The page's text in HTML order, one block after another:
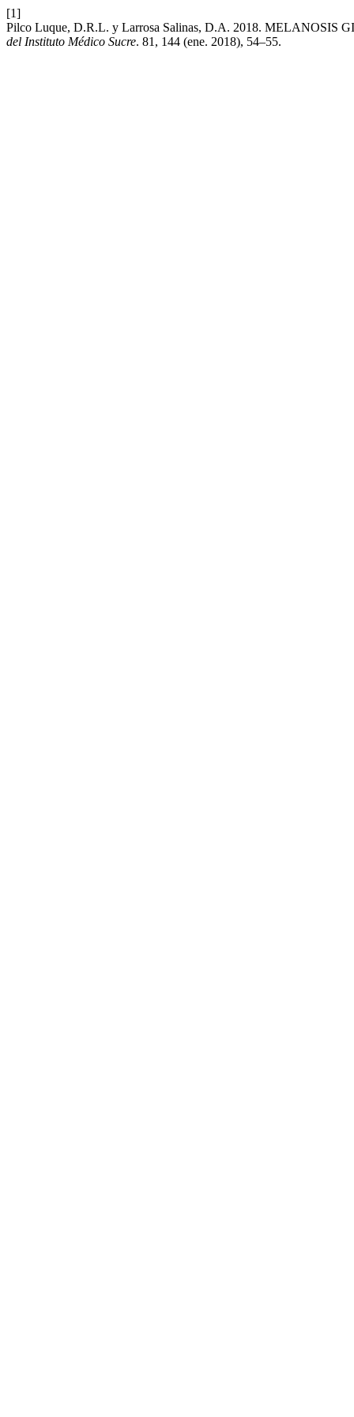
[1]
Pilco Luque, D.R.L. y Larrosa Salinas, D.A. 2018.
del Instituto Médico Sucre. 81, 144 (ene. 2018), 54–55.